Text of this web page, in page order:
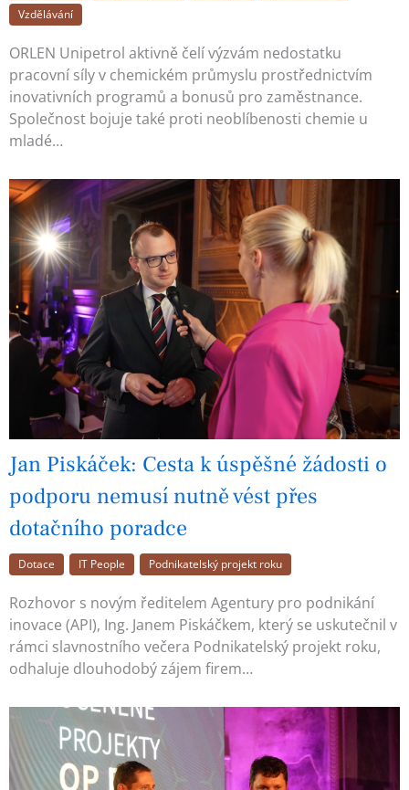
Vzdělávání
ORLEN Unipetrol aktivně čelí výzvám nedostatku
pracovní síly v chemickém průmyslu prostřednictvím
inovativních programů a bonusů pro zaměstnance.
Společnost bojuje také proti neoblíbenosti chemie u
mladé…
Jan Piskáček: Cesta k úspěšné žádosti o
podporu nemusí nutně vést přes
dotačního poradce
Dotace IT People Podnikatelský projekt roku
Rozhovor s novým ředitelem Agentury pro podnikání
inovace (API), Ing. Janem Piskáčkem, který se uskutečnil v
rámci slavnostního večera Podnikatelský projekt roku,
odhaluje dlouhodobý zájem firem…